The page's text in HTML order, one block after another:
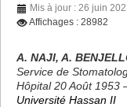
Mis à jour : 26 juin
Affichages : 28982
A. NAJI, A.
Service de
Hôpital 20 Août 1953
Université Hassan II